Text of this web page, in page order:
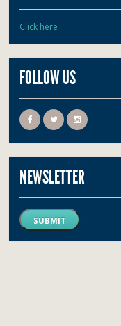
Click here
FOLLOW US
NEWSLETTER
SUBMIT